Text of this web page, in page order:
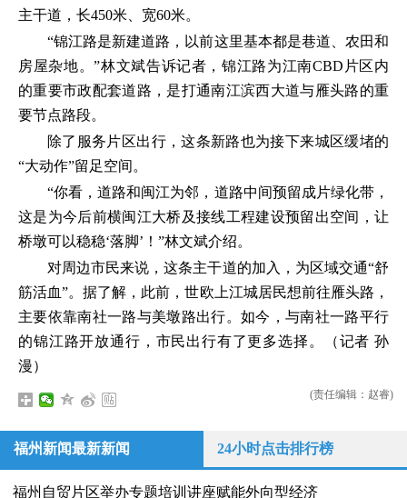
主干道，长450米、宽60米。
“锦江路是新建道路，以前这里基本都是巷道、农田和
房屋杂地。”林文斌告诉记者，锦江路为江南CBD片区内
的重要市政配套道路，是打通南江滨西大道与雁头路的重
要节点路段。
除了服务片区出行，这条新路也为接下来城区缓堵的
“大动作”留足空间。
“你看，道路和闽江为邻，道路中间预留成片绿化带，
这是为今后前横闽江大桥及接线工程建设预留出空间，让
桥墩可以稳稳‘落脚’！”林文斌介绍。
对周边市民来说，这条主干道的加入，为区域交通“舒
筋活血”。据了解，此前，世欧上江城居民想前往雁头路，
主要依靠南社一路与美墩路出行。如今，与南社一路平行
的锦江路开放通行，市民出行有了更多选择。（记者 孙
漫）
(责任编辑：赵睿)
福州新闻最新新闻 24小时点击排行榜
福州自贸片区举办专题培训讲座赋能外向型经济